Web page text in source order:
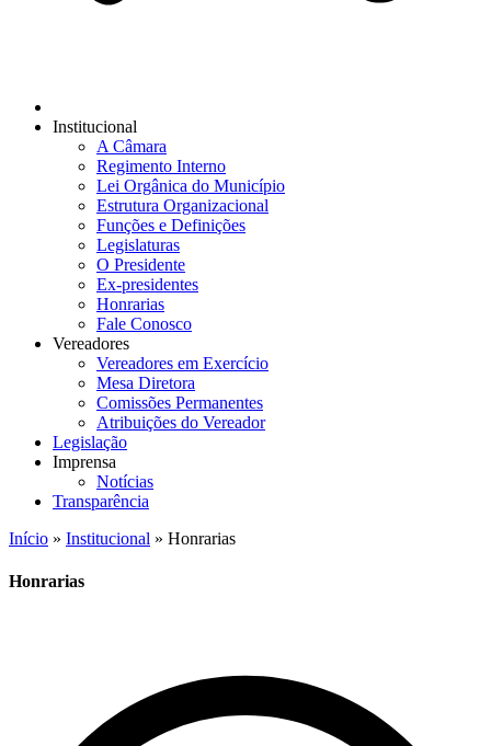
Institucional
A Câmara
Regimento Interno
Lei Orgânica do Município
Estrutura Organizacional
Funções e Definições
Legislaturas
O Presidente
Ex-presidentes
Honrarias
Fale Conosco
Vereadores
Vereadores em Exercício
Mesa Diretora
Comissões Permanentes
Atribuições do Vereador
Legislação
Imprensa
Notícias
Transparência
Início » Institucional » Honrarias
Honrarias